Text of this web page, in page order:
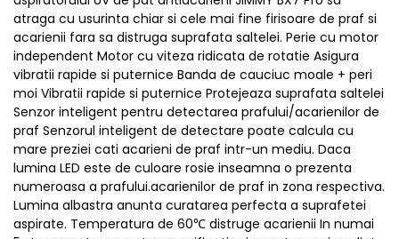
atraga cu usurinta chiar si cele mai fine firisoare de praf si
acarienii fara sa distruga suprafata saltelei. Perie cu motor
independent Motor cu viteza ridicata de rotatie Asigura
vibratii rapide si puternice Banda de cauciuc moale + peri
moi Vibratii rapide si puternice Protejeaza suprafata saltelei
Senzor inteligent pentru detectarea prafului/acarienilor de
praf Senzorul inteligent de detectare poate calcula cu
mare preziei cati acarieni de praf intr-un mediu. Daca
lumina LED este de culoare rosie inseamna o prezenta
numeroasa a prafului.acarienilor de praf in zona respectiva.
Lumina albastra anunta curatarea perfecta a suprafetei
aspirate. Temperatura de 60℃ distruge acarienii In numai